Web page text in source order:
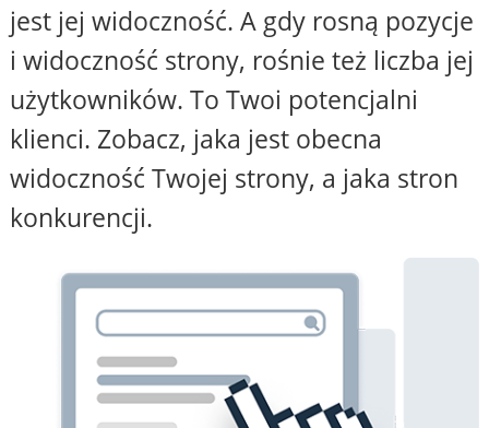
jest jej widoczność. A gdy rosną pozycje
i widoczność strony, rośnie też liczba jej
użytkowników. To Twoi potencjalni
klienci. Zobacz, jaka jest obecna
widoczność Twojej strony, a jaka stron
konkurencji.